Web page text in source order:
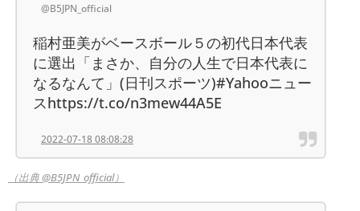
@B5JPN_official
稲村亜美がベースボール５の初代日本代表
に選出「まさか、自分の人生で日本代表に
なるなんて」(日刊スポーツ)#Yahooニュー
スhttps://t.co/n3mew44A5E
2022-07-18 08:08:28
（出典 @B5JPN_official）